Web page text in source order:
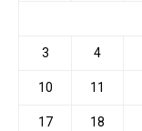
3 4
10 11
17 18